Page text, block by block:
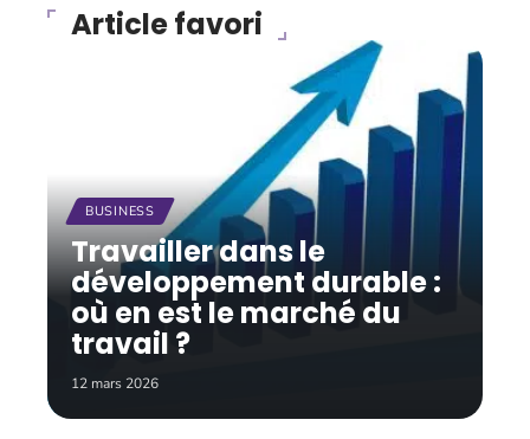
Article favori
BUSINESS
Travailler dans le
développement durable :
où en est le marché du
travail ?
12 mars 2026